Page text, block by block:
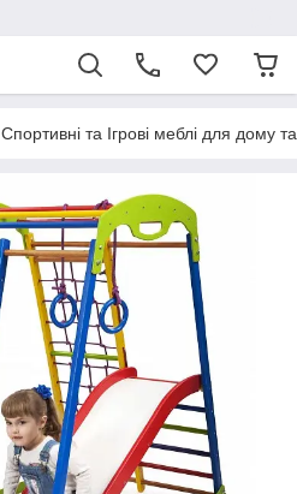
Спортивні та Ігрові меблі для дому